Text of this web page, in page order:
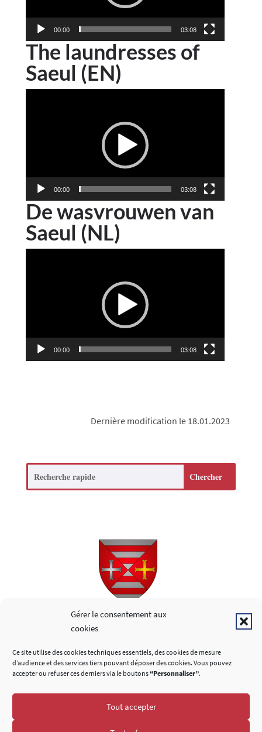
Gérer le consentement aux
cookies
Ce site utilise des cookies techniques essentiels, des cookies de mesure
d’audience et des services tiers pouvant déposer des cookies. Vous pouvez
accepter ou refuser ces derniers via le boutons“Personnaliser”.
Tout accepter
00:00 03:08
The laundresses of
Saeul (EN)
00:00 03:08
De wasvrouwen van
Saeul (NL)
00:00 03:08
Dernière modification le 18.01.2023
Copyright © 2026
SUIVEZ-NOUS